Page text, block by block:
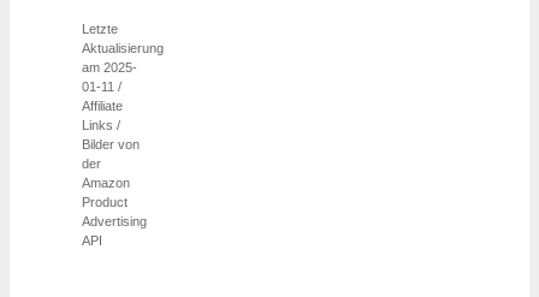
Letzte
Aktualisierung
am 2025-
01-11 /
Affiliate
Links /
Bilder von
der
Amazon
Product
Advertising
API